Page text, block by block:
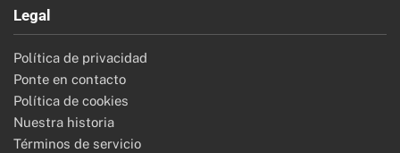
Legal
Política de privacidad
Ponte en contacto
Política de cookies
Nuestra historia
Términos de servicio